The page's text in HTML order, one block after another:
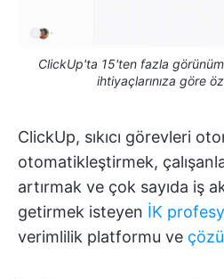
ClickUp'ta 15'ten fazla
ihtiyaçlarınıza göre
ClickUp, sıkıcı görevleri
otomatikleştirmek,
artırmak ve çok sayıda iş
getirmek isteyen İK
verimlilik platformu ve